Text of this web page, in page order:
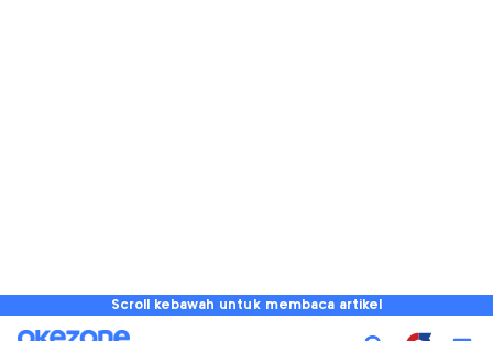
Scroll kebawah untuk membaca artikel